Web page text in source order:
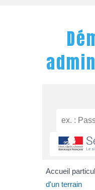
Accueil
d'un terrain